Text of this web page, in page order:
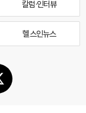
칼럼·인터뷰
헬스인뉴스